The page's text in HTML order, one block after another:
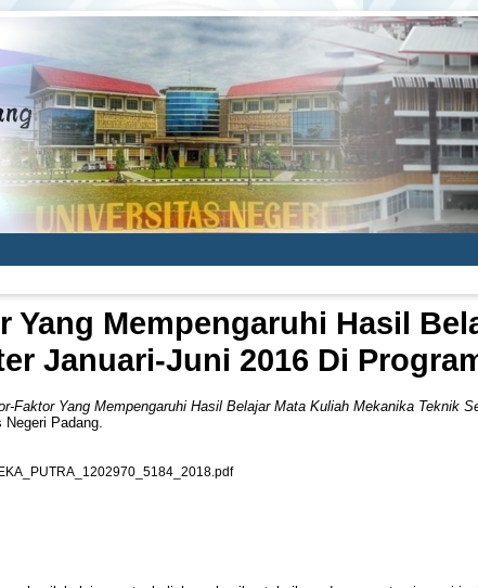
Yang Mempengaruhi Hasil
Januari-Juni 2016 Di
Faktor Yang Mempengaruhi Hasil Belajar Mata Kuliah Mekanika Teknik
Padang.